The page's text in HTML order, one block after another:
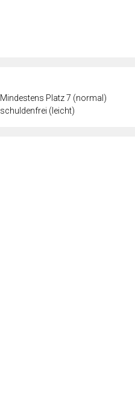
Mindestens Platz 7 (normal)
schuldenfrei (leicht)